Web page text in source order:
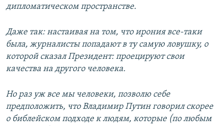
дипломатическом пространстве.
Даже так: настаивая на том, что ирония все-таки
была, журналисты попадают в ту самую ловушку, о
которой сказал Президент: проецируют свои
качества на другого человека.
Но раз уж все мы человеки, позволю себе
предположить, что Владимир Путин говорил скорее
о библейском подходе к людям, которые (по любым